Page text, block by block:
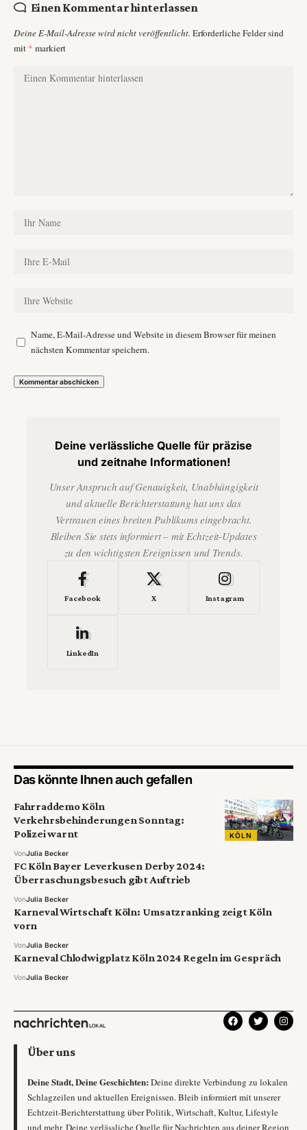
Einen Kommentar hinterlassen
Deine E-Mail-Adresse wird nicht veröffentlicht. Erforderliche Felder sind
mit * markiert
Name, E-Mail-Adresse und Website in diesem Browser für meinen
nächsten Kommentar speichern.
Deine verlässliche Quelle für präzise
und zeitnahe Informationen!
Unser Anspruch auf Genauigkeit, Unabhängigkeit
und aktuelle Berichterstattung hat uns das
Vertrauen eines breiten Publikums eingebracht.
Bleiben Sie stets informiert – mit Echtzeit-Updates
zu den wichtigsten Ereignissen und Trends.
Facebook X Instagram
LinkedIn
Das könnte Ihnen auch gefallen
KÖLN
Fahrraddemo Köln
Verkehrsbehinderungen Sonntag:
Polizei warnt
VonJulia Becker
FC Köln Bayer Leverkusen Derby 2024:
Überraschungsbesuch gibt Auftrieb
VonJulia Becker
Karneval Wirtschaft Köln: Umsatzranking zeigt Köln
vorn
VonJulia Becker
Karneval Chlodwigplatz Köln 2024 Regeln im Gespräch
VonJulia Becker
Über uns
Deine Stadt, Deine Geschichten: Deine direkte Verbindung zu lokalen
Schlagzeilen und aktuellen Ereignissen. Bleib informiert mit unserer
Echtzeit-Berichterstattung über Politik, Wirtschaft, Kultur, Lifestyle
und mehr. Deine verlässliche Quelle für Nachrichten aus deiner Region